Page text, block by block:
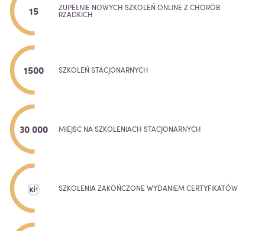
15 ZUPEŁNIE NOWYCH SZKOLEŃ ONLINE Z CHORÓB
RZADKICH
1500 SZKOLEŃ STACJONARNYCH
30 000 MIEJSC NA SZKOLENIACH STACJONARNYCH
SZKOLENIA ZAKOŃCZONE WYDANIEM CERTYFIKATÓW